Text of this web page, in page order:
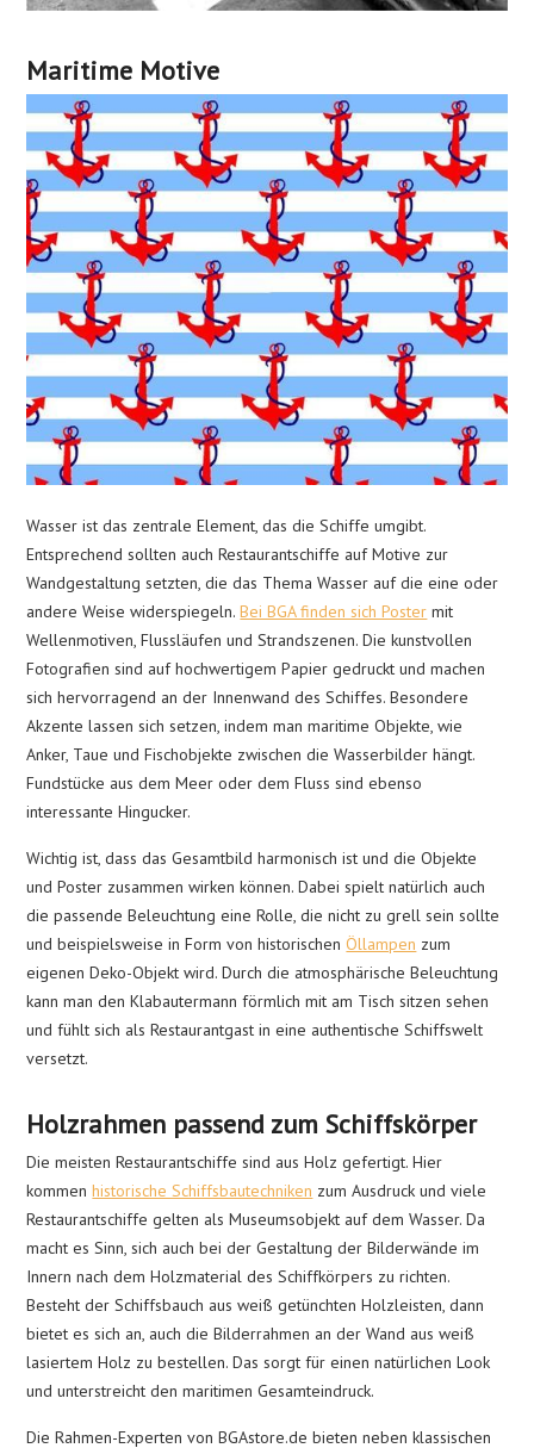
Maritime Motive
Wasser ist das zentrale Element, das die Schiffe umgibt.
Entsprechend sollten auch Restaurantschiffe auf Motive zur
Wandgestaltung setzten, die das Thema Wasser auf die eine oder
andere Weise widerspiegeln.Bei BGA finden sich Poster mit
Wellenmotiven, Flussläufen und Strandszenen. Die kunstvollen
Fotografien sind auf hochwertigem Papier gedruckt und machen
sich hervorragend an der Innenwand des Schiffes. Besondere
Akzente lassen sich setzen, indem man maritime Objekte, wie
Anker, Taue und Fischobjekte zwischen die Wasserbilder hängt.
Fundstücke aus dem Meer oder dem Fluss sind ebenso
interessante Hingucker.
Wichtig ist, dass das Gesamtbild harmonisch ist und die Objekte
und Poster zusammen wirken können. Dabei spielt natürlich auch
die passende Beleuchtung eine Rolle, die nicht zu grell sein sollte
und beispielsweise in Form von historischenÖllampen zum
eigenen Deko-Objekt wird. Durch die atmosphärische Beleuchtung
kann man den Klabautermann förmlich mit am Tisch sitzen sehen
und fühlt sich als Restaurantgast in eine authentische Schiffswelt
versetzt.
Holzrahmen passend zum Schiffskörper
Die meisten Restaurantschiffe sind aus Holz gefertigt. Hier
kommenhistorische Schiffsbautechniken zum Ausdruck und viele
Restaurantschiffe gelten als Museumsobjekt auf dem Wasser. Da
macht es Sinn, sich auch bei der Gestaltung der Bilderwände im
Innern nach dem Holzmaterial des Schiffkörpers zu richten.
Besteht der Schiffsbauch aus weiß getünchten Holzleisten, dann
bietet es sich an, auch die Bilderrahmen an der Wand aus weiß
lasiertem Holz zu bestellen. Das sorgt für einen natürlichen Look
und unterstreicht den maritimen Gesamteindruck.
Die Rahmen-Experten von BGAstore.de bieten neben klassischen